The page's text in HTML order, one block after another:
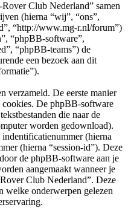
Club Nederland” samen
(hierna “wij”, “ons”,
“http://www.mg-r.nl/forum”)
“phpBB-software”,
“phpBB-teams”) de
een bezoek aan dit
verzameld. De eerste manier
cookies. De phpBB-software
die naar de
worden gedownload).
indentificatienummer (hierna
(hierna “session-id”). Deze
de phpBB-software aan je
aangemaakt wanneer je
Club Nederland”. Deze
welke onderwerpen gelezen